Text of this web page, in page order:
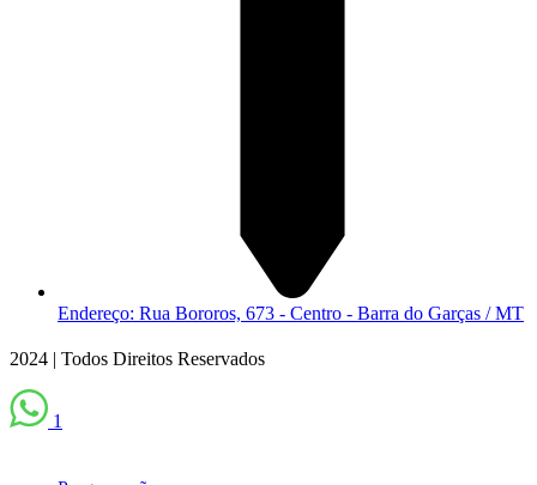
Endereço: Rua Bororos, 673 - Centro - Barra do Garças / MT
2024 | Todos Direitos Reservados
1